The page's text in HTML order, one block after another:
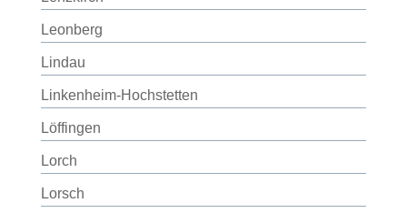
Leonberg
Lindau
Linkenheim-Hochstetten
Löffingen
Lorch
Lorsch